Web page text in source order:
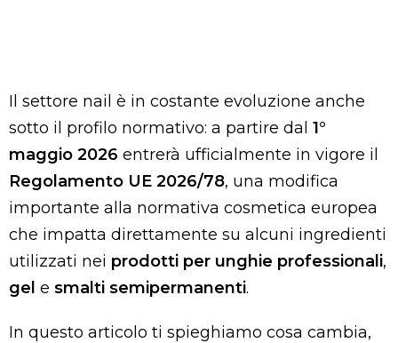
Il settore nail è in costante evoluzione anche
sotto il profilo normativo: a partire dal 1°
maggio 2026 entrerà ufficialmente in vigore il
Regolamento UE 2026/78, una modifica
importante alla normativa cosmetica europea
che impatta direttamente su alcuni ingredienti
utilizzati nei prodotti per unghie professionali,
gel e smalti semipermanenti.
In questo articolo ti spieghiamo cosa cambia,